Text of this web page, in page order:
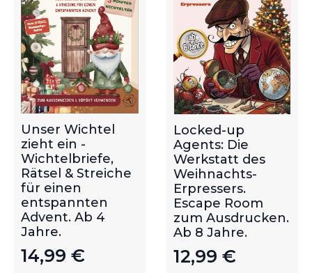
Unser Wichtel
zieht ein -
Wichtelbriefe,
Rätsel & Streiche
für einen
entspannten
Advent. Ab 4
Jahre.
14,99 €
Locked-up
Agents: Die
Werkstatt des
Weihnachts-
Erpressers.
Escape Room
zum Ausdrucken.
Ab 8 Jahre.
12,99 €